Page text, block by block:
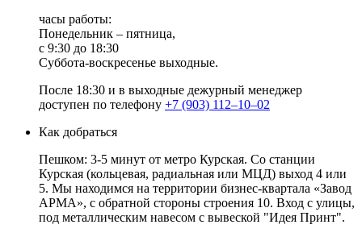
часы работы:
Понедельник – пятница,
с 9:30 до 18:30
Суббота-воскресенье выходные.
После 18:30 и в выходные дежурный менеджер
доступен по телефону +7 (903) 112–10–02
Как добраться
Пешком: 3-5 минут от метро Курская. Со станции
Курская (кольцевая, радиальная или МЦД) выход 4 или
5. Мы находимся на территории бизнес-квартала «Завод
АРМА», с обратной стороны строения 10. Вход с улицы,
под металлическим навесом с вывеской "Идея Принт".